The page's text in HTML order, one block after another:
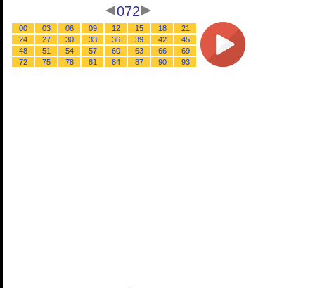
072
00 03 06 09 12 15 18
21
24
27 30 33 36 39 42
45
48
51 54 57 60 63 66
69
72
75 78 81 84 87 90 93